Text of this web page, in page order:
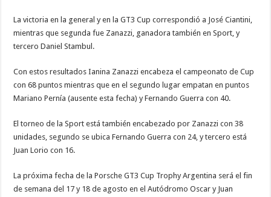
La victoria en la general y en la GT3 Cup correspondió a José Ciantini,
mientras que segunda fue Zanazzi, ganadora también en Sport, y
tercero Daniel Stambul.
Con estos resultados Ianina Zanazzi encabeza el campeonato de Cup
con 68 puntos mientras que en el segundo lugar empatan en puntos
Mariano Pernía (ausente esta fecha) y Fernando Guerra con 40.
El torneo de la Sport está también encabezado por Zanazzi con 38
unidades, segundo se ubica Fernando Guerra con 24, y tercero está
Juan Lorio con 16.
La próxima fecha de la Porsche GT3 Cup Trophy Argentina será el fin
de semana del 17 y 18 de agosto en el Autódromo Oscar y Juan